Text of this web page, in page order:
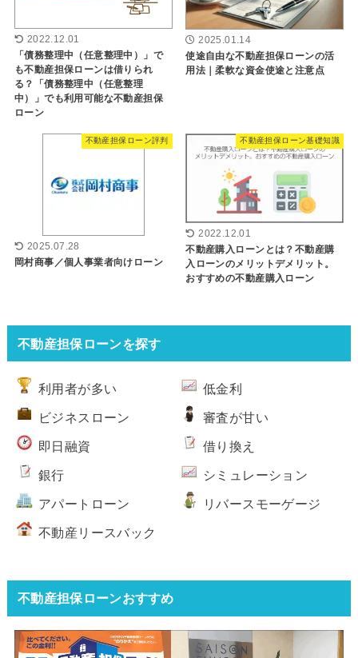
2022.12.01
「債務整理中（任意整理中）」で
も不動産担保ローンは借りられ
る？「債務整理中（任意整理
中）」でも利用可能な不動産担保
ローン
2025.01.14
使途自由な不動産担保ローンの活
用法｜柔軟な資金使途と注意点
不動産担保ローン評判
2025.07.28
岡村商事／個人事業者向けローン
不動産担保ローン基礎知識
2022.12.01
不動産購入ローンとは？不動産購
入ローンのメリットデメリット。
おすすめの不動産購入ローン
不動産担保ローンを探す
利用者が多い 低金利
ビジネスローン 審査が甘い
即日融資 借り換え
銀行 シミュレーション
アパートローン リバースモーゲージ
不動産リースバック
不動産担保ローンおすすめ